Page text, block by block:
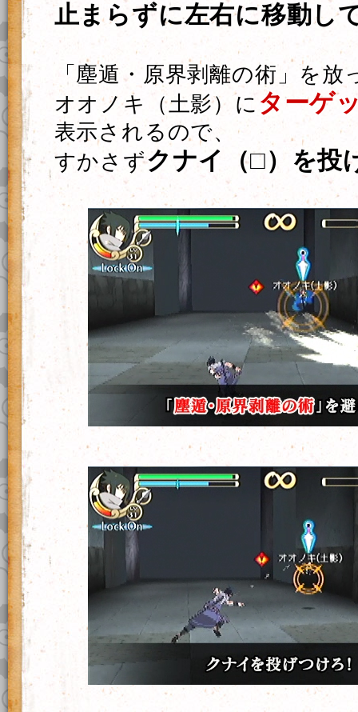
止まらずに左右に移動し
「塵遁・原界剥離の術」を放
オオノキ（土影）に ターゲ
表示されるので、
すかさずクナイ（□）を投